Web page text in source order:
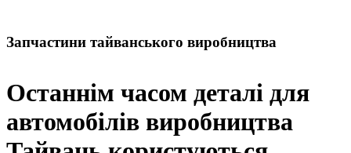
Запчастини тайванського виробництва
Останнім часом деталі для
автомобілів виробництва